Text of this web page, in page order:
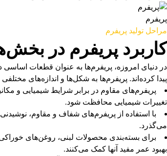
پریفرم
مراحل تولید پریفرم
کاربرد پریفرم در
پیدا کرده‌اند. پریفرم‌ها به شکل‌ها و اندازه‌های
پریفرم‌های مقاوم در برابر شرایط شیمیایی و
تغییرات شیمیایی محافظت شود.
با استفاده از پریفرم‌های شفاف و مقاوم،
می‌گذرد.
برای بسته‌بندی محصولات لبنی، روغن‌های
بهبود عمر مفید آنها کمک می‌کنند.